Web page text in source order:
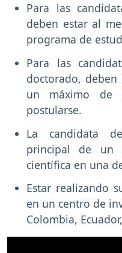
Para las
deben estar al
programa de
Para las
doctorado,
un máximo de
postularse.
La candidata
principal de un
científica en una
Estar realizando
en un centro de
Colombia,